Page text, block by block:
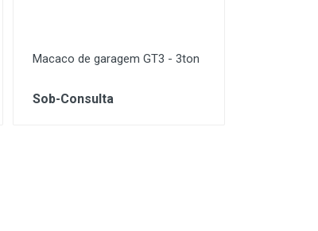
Macaco de garagem GT3 - 3ton
Sob-Consulta